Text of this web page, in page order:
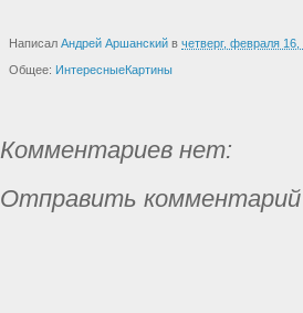
Написал Андрей Аршанский в четверг, февраля 16,
Общее: ИнтересныеКартины
Комментариев нет:
Отправить комментарий